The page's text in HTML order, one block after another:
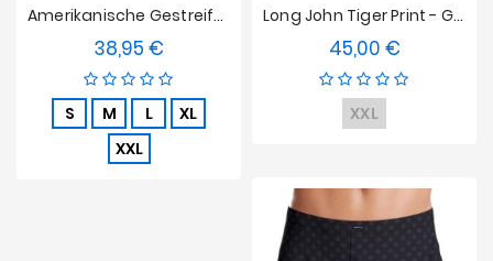
Amerikanische Gestreifte Boxershorts Impetus - Blau
38,95 €
S M L
XL
XXL
Long John Tiger Print - Grau
45,00 €Preis
XXL